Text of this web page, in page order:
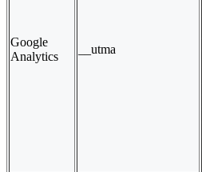
Google
Analytics
__utma